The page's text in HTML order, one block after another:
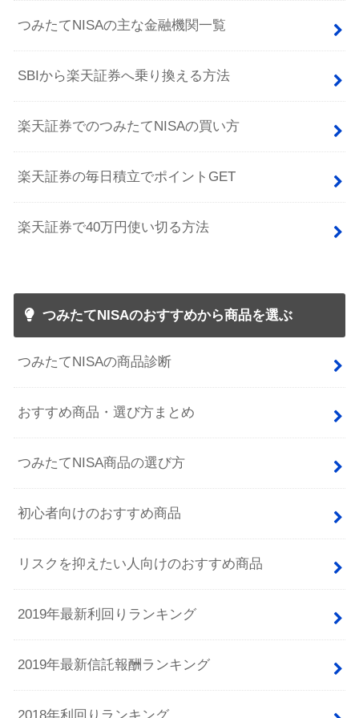
つみたてNISAの主な金融機関一覧
SBIから楽天証券へ乗り換える方法
楽天証券でのつみたてNISAの買い方
楽天証券の毎日積立でポイントGET
楽天証券で40万円使い切る方法
つみたてNISAのおすすめから商品を選ぶ
つみたてNISAの商品診断
おすすめ商品・選び方まとめ
つみたてNISA商品の選び方
初心者向けのおすすめ商品
リスクを抑えたい人向けのおすすめ商品
2019年最新利回りランキング
2019年最新信託報酬ランキング